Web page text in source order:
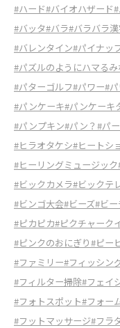
#ハード#バイオハザード
#バッタ#バラ#バラバラ
#バレンタイン#パイナッ
#パズルのようにハマる
#パターゴルフ#パワー#
#パンケーキ#パンケーキ
#パンプキン#パン？ #パ
#ヒラオタケシ#ヒートシ
#ヒーリングミュージック
#ビックカメラ#ビックテ
#ビンゴ大会#ビーズ#ビ
#ピカピカ#ピクチャーク
#ピンクのおにぎり#ピー
#ファミリー#フィッシン
#フィルター掃除#フェイ
#フォトスポット#フォー
#フットマッサージ#フラ